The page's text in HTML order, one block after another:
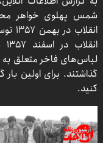
شمس پهلوی خواهر
لباس‌های فاخر متعلق
گذاشتند. برای اولین بار
کنید.